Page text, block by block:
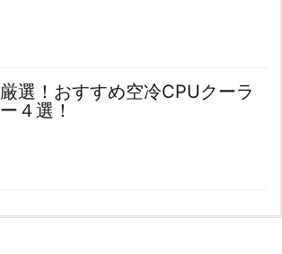
厳選！おすすめ空冷CPUクーラ
ー４選！